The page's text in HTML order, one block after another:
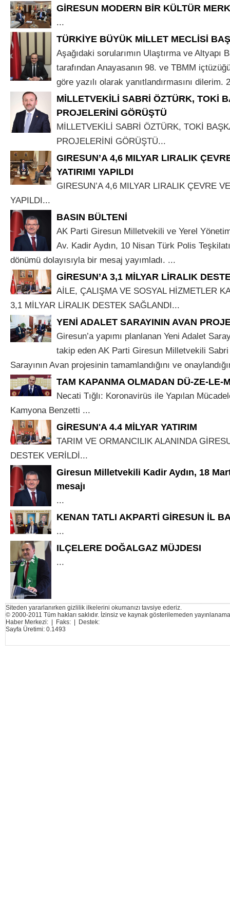
GİRESUN MODERN BİR KÜLTÜR
...
TÜRKİYE BÜYÜK MİLLET MECLİSİ
Aşağıdaki sorularımın Ulaştırma ve Altyapı
tarafından Anayasanın 98. ve TBMM
göre yazılı olarak yanıtlandırmasını dilerim.
MİLLETVEKİLİ SABRİ ÖZTÜRK, TOKİ
PROJELERİNİ GÖRÜŞTÜ
MİLLETVEKİLİ SABRİ ÖZTÜRK, TOKİ
PROJELERİNİ GÖRÜŞTÜ...
GIRESUN’A 4,6 MILYAR LIRALIK
YATIRIMI YAPILDI
GIRESUN’A 4,6 MILYAR LIRALIK ÇEVRE
YAPILDI...
BASIN BÜLTENİ
AK Parti Giresun Milletvekili ve Yerel
Av. Kadir Aydın, 10 Nisan Türk Polis
dönümü dolayısıyla bir mesaj yayımladı. ...
GİRESUN’A 3,1 MİLYAR LİRALIK
AİLE, ÇALIŞMA VE SOSYAL HİZMETLER
3,1 MİLYAR LİRALIK DESTEK SAĞLANDI...
YENİ ADALET SARAYININ AVAN
Giresun’a yapımı planlanan Yeni Adalet
takip eden AK Parti Giresun Milletvekili
Sarayının Avan projesinin tamamlandığını ve
TAM KAPANMA OLMADAN DÜ-ZE-LE-
Necati Tığlı: Koronavirüs ile Yapılan
Kamyona Benzetti ...
GİRESUN'A 4.4 MİLYAR YATIRIM
TARIM VE ORMANCILIK ALANINDA
DESTEK VERİLDİ...
Giresun Milletvekili Kadir Aydın, 18
mesajı
...
KENAN TATLI AKPARTİ GİRESUN İL
...
ILÇELERE DOĞALGAZ MÜJDESI
...
Siteden yararlanırken gizlilik ilkelerini okumanızı tavsiye ederiz.
© 2000-2011 Tüm hakları saklıdır. İzinsiz ve kaynak gösterilemeden
Haber Merkezi: | Faks: | Destek:
Sayfa Üretimi: 0.1493